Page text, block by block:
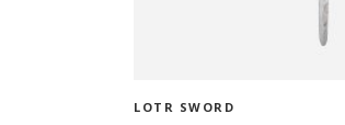
LOTR SWORD